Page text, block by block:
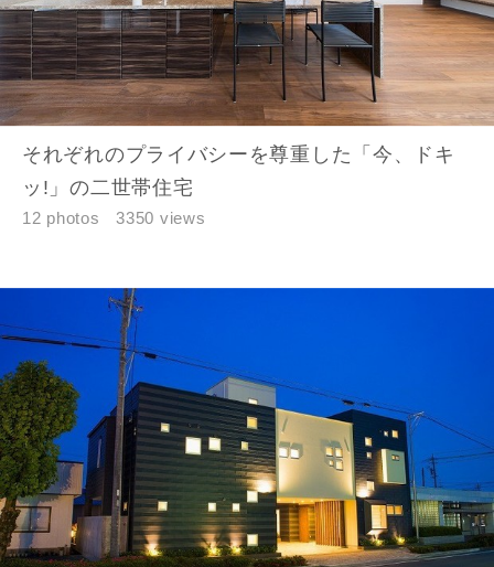
それぞれのプライバシーを尊重した「今、ドキ
ッ!」の二世帯住宅
12 photos 3350 views